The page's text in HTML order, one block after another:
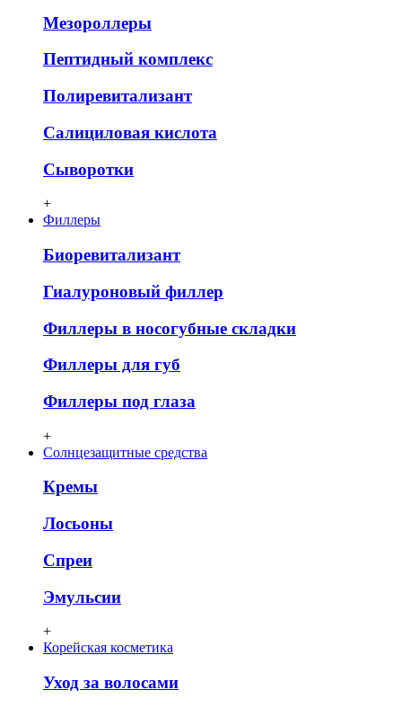
Мезороллеры
Пептидный комплекс
Полиревитализант
Салициловая кислота
Сыворотки
+
Филлеры
Биоревитализант
Гиалуроновый филлер
Филлеры в носогубные складки
Филлеры для губ
Филлеры под глаза
+
Солнцезащитные средства
Кремы
Лосьоны
Спреи
Эмульсии
+
Корейская косметика
Уход за волосами